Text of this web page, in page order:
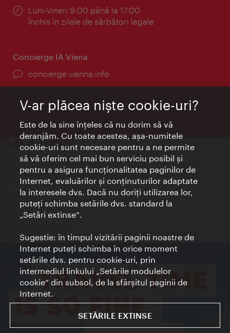
Program:
Luni-Vineri 9:00 până la 17:00
Închis în zilele de sărbători legale
Concierge IA Viena
concierge.vienna.info
Contact
Credits
Declaraţie privind protecţia datelor
Terms of Use
Accesibilitate
Contact presa
© Copyright Wien Tourismus
V-ar plăcea nişte cookie-uri?
Este de la sine înţeles că nu dorim să vă
deranjăm. Cu toate acestea, aşa-numitele
cookie-uri sunt necesare pentru a ne permite
să vă oferim cel mai bun serviciu posibil şi
pentru a asigura funcţionalitatea paginilor de
Internet, evaluărilor şi conţinuturilor adaptate
la interesele dvs. Dacă nu doriţi utilizarea lor,
puteţi schimba setările dvs. standard la
„Setări extinse“.
Sugestie: în timpul vizitării paginii noastre de
Internet puteţi schimba în orice moment
setările dvs. pentru cookie-uri, prin
intermediul linkului „Setările modulelor
cookie“ din subsol, de la sfârşitul paginii de
Internet.
SETĂRILE EXTINSE